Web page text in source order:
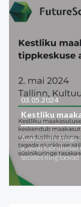
03.05.2024
Kestliku
Avakonverentsiga
avavad
seostes ning